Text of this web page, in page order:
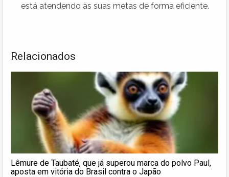
está atendendo às suas metas de forma eficiente.
Relacionados
Lêmure de Taubaté, que já superou marca do polvo Paul,
aposta em vitória do Brasil contra o Japão